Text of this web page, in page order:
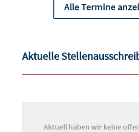
Alle Termine
Aktuelle
Aktuell haben wir keine